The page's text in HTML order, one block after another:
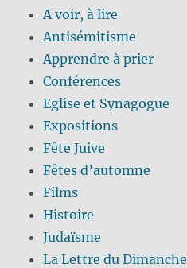
A voir, à lire
Antisémitisme
Apprendre à prier
Conférences
Eglise et Synagogue
Expositions
Fête Juive
Fêtes d’automne
Films
Histoire
Judaïsme
La Lettre du Dimanche